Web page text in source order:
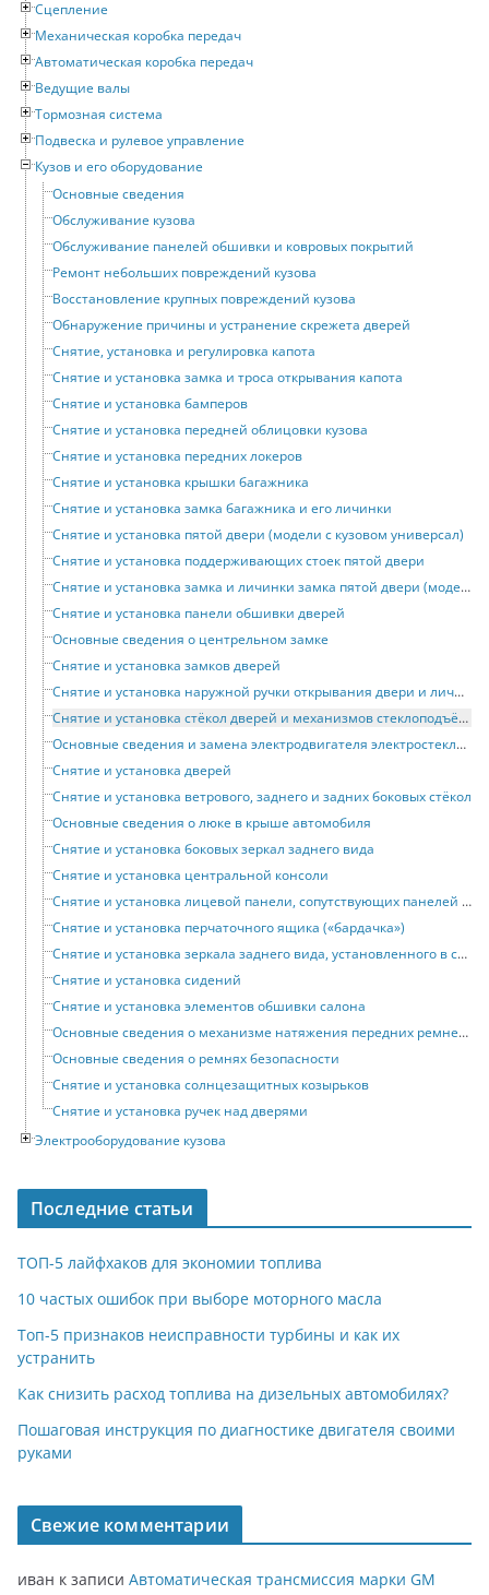
Сцепление
Механическая коробка передач
Автоматическая коробка передач
Ведущие валы
Тормозная система
Подвеска и рулевое управление
Кузов и его оборудование
Основные сведения
Обслуживание кузова
Обслуживание панелей обшивки и ковровых покрытий
Ремонт небольших повреждений кузова
Восстановление крупных повреждений кузова
Обнаружение причины и устранение скрежета дверей
Снятие, установка и регулировка капота
Снятие и установка замка и троса открывания капота
Снятие и установка бамперов
Снятие и установка передней облицовки кузова
Снятие и установка передних локеров
Снятие и установка крышки багажника
Снятие и установка замка багажника и его личинки
Снятие и установка пятой двери (модели с кузовом универсал)
Снятие и установка поддерживающих стоек пятой двери
Снятие и установка замка и личинки замка пятой двери (модели с кузовом универсал)
Снятие и установка панели обшивки дверей
Основные сведения о центрельном замке
Снятие и установка замков дверей
Снятие и установка наружной ручки открывания двери и личинки замка
Снятие и установка стёкол дверей и механизмов стеклоподъёмников
Основные сведения и замена электродвигателя электростеклоподъёмника
Снятие и установка дверей
Снятие и установка ветрового, заднего и задних боковых стёкол
Основные сведения о люке в крыше автомобиля
Снятие и установка боковых зеркал заднего вида
Снятие и установка центральной консоли
Снятие и установка лицевой панели, сопутствующих панелей и поперечины
Снятие и установка перчаточного ящика («бардачка»)
Снятие и установка зеркала заднего вида, установленного в салоне автомобиля
Снятие и установка сидений
Снятие и установка элементов обшивки салона
Основные сведения о механизме натяжения передних ремней безопасности
Основные сведения о ремнях безопасности
Снятие и установка солнцезащитных козырьков
Снятие и установка ручек над дверями
Электрооборудование кузова
Последние статьи
ТОП-5 лайфхаков для экономии топлива
10 частых ошибок при выборе моторного масла
Топ-5 признаков неисправности турбины и как их
устранить
Как снизить расход топлива на дизельных автомобилях?
Пошаговая инструкция по диагностике двигателя своими
руками
Свежие комментарии
иван к записи Автоматическая трансмиссия марки GM